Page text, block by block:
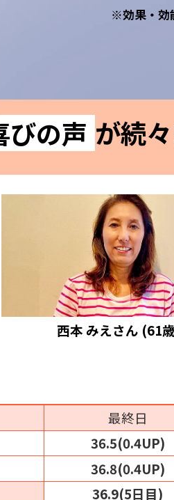
※効果・効
びの声 が続
西本 みえさん (61
最終日
36.5(0.4UP)
36.8(0.4UP)
36.9(5日目)